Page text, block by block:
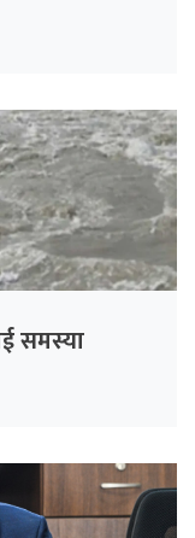
समस्या